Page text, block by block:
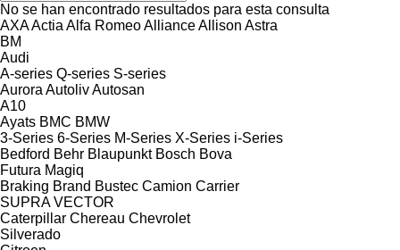
No se han encontrado resultados para esta consulta
AXAActia Alfa RomeoAllianceAllison Astra
BM
Audi
A-series Q-series S-series
Aurora AutolivAutosan
A10
Ayats BMC BMW
3-Series 6-Series M-Series X-Series i-Series
Bedford Behr Blaupunkt Bosch Bova
Futura Magiq
Braking Brand Bustec Camion Carrier
SUPRA VECTOR
Caterpillar Chereau Chevrolet
Silverado